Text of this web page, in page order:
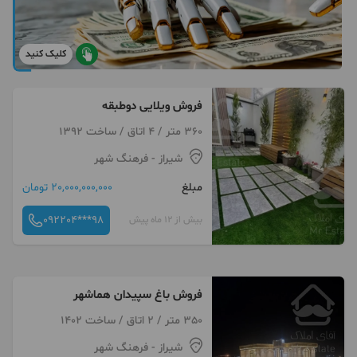
کلیک کنید
فروش ویلایی دوطبقه
360 متر / 4 اتاق / ساخت 1392
شیراز - فرهنگ شهر
مبلغ
20,000,000,000 تومان
بیش از 12 ماه پیش 092204***98
فروش باغ سپیدان هماشهر
350 متر / 2 اتاق / ساخت 1402
شیراز - فرهنگ شهر